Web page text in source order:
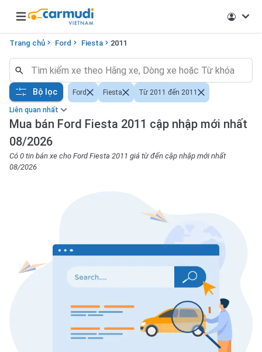
Open main menu
Trang chủ Ford Fiesta 2011
Liên quan nhất
Mua bán Ford Fiesta 2011 cập nhập mới nhất
08/2026
Có 0 tin bán xe cho Ford Fiesta 2011 giá từ đến cập nhập mới nhất
08/2026
Bộ lọc Ford Fiesta Từ 2011 đến 2011